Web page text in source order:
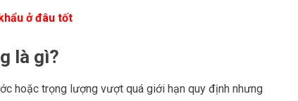
ở đâu tốt
là gì?
hoặc trọng lượng vượt quá giới hạn quy định nhưng